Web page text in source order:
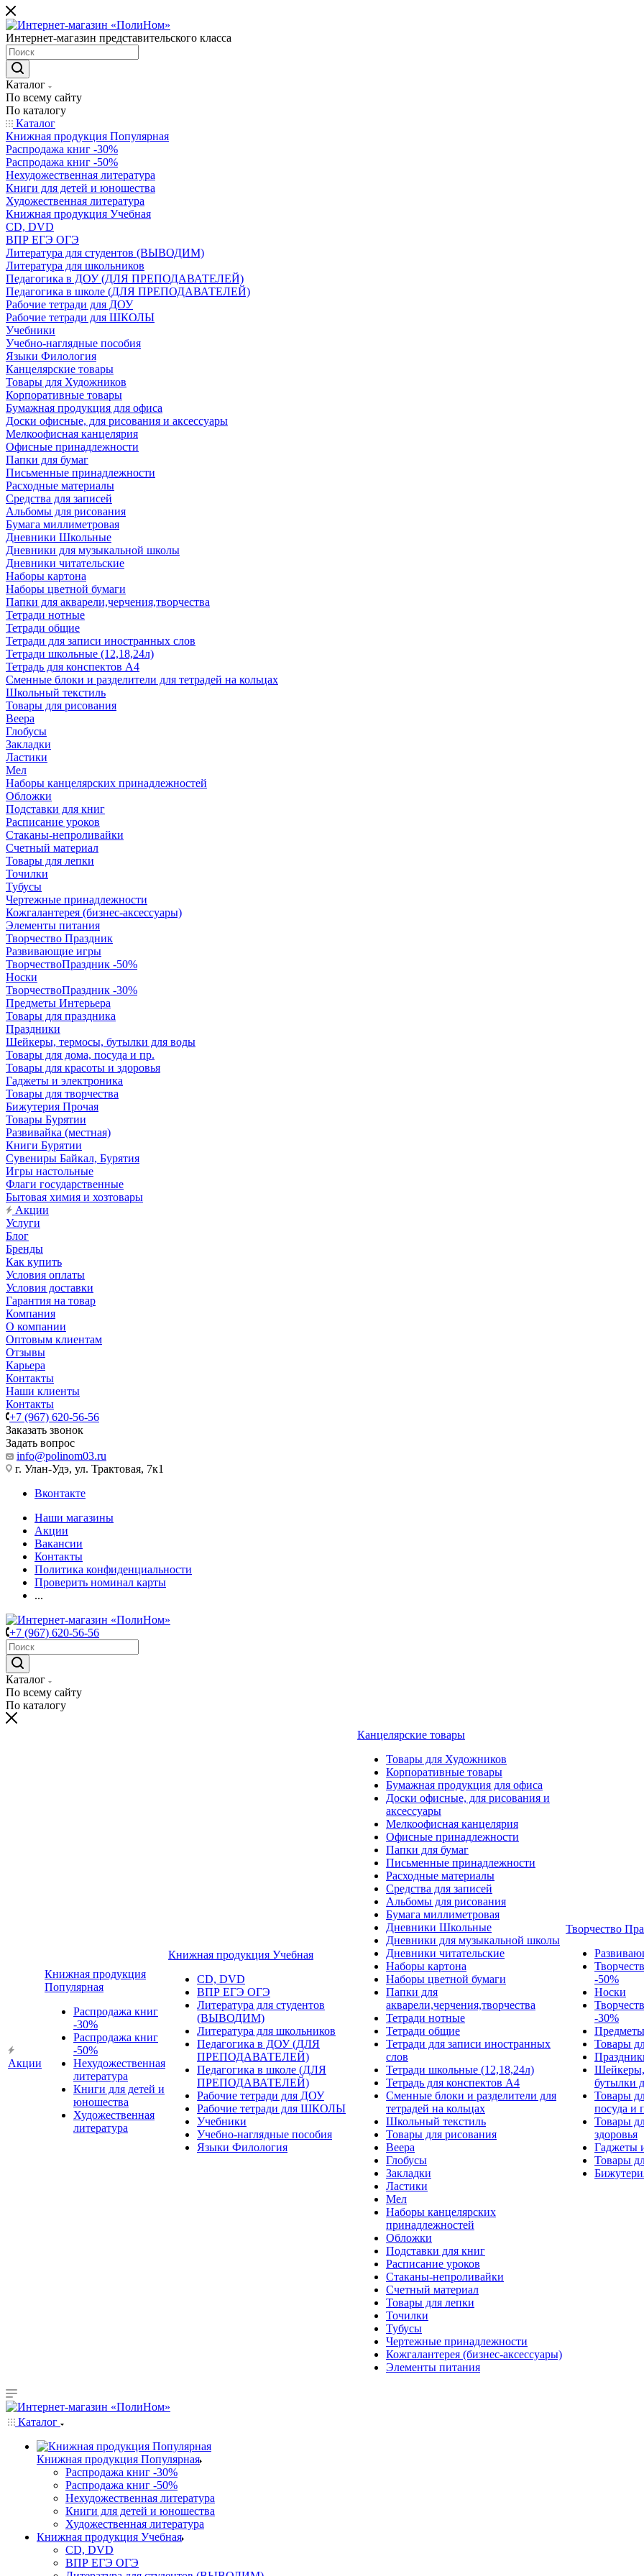
Интернет-магазин представительского класса
Каталог
По всему сайту
По каталогу
Каталог
Книжная продукция Популярная
Распродажа книг -30%
Распродажа книг -50%
Нехудожественная литература
Книги для детей и юношества
Художественная литература
Книжная продукция Учебная
CD, DVD
ВПР ЕГЭ ОГЭ
Литература для студентов (ВЫВОДИМ)
Литература для школьников
Педагогика в ДОУ (ДЛЯ ПРЕПОДАВАТЕЛЕЙ)
Педагогика в школе (ДЛЯ ПРЕПОДАВАТЕЛЕЙ)
Рабочие тетради для ДОУ
Рабочие тетради для ШКОЛЫ
Учебники
Учебно-наглядные пособия
Языки Филология
Канцелярские товары
Товары для Художников
Корпоративные товары
Бумажная продукция для офиса
Доски офисные, для рисования и аксессуары
Мелкоофисная канцелярия
Офисные принадлежности
Папки для бумаг
Письменные принадлежности
Расходные материалы
Средства для записей
Альбомы для рисования
Бумага миллиметровая
Дневники Школьные
Дневники для музыкальной школы
Дневники читательские
Наборы картона
Наборы цветной бумаги
Папки для акварели,черчения,творчества
Тетради нотные
Тетради общие
Тетради для записи иностранных слов
Тетради школьные (12,18,24л)
Тетрадь для конспектов А4
Сменные блоки и разделители для тетрадей на кольцах
Школьный текстиль
Товары для рисования
Веера
Глобусы
Закладки
Ластики
Мел
Наборы канцелярских принадлежностей
Обложки
Подставки для книг
Расписание уроков
Стаканы-непроливайки
Счетный материал
Товары для лепки
Точилки
Тубусы
Чертежные принадлежности
Кожгалантерея (бизнес-аксессуары)
Элементы питания
Творчество Праздник
Развивающие игры
ТворчествоПраздник -50%
Носки
ТворчествоПраздник -30%
Предметы Интерьера
Товары для праздника
Праздники
Шейкеры, термосы, бутылки для воды
Товары для дома, посуда и пр.
Товары для красоты и здоровья
Гаджеты и электроника
Товары для творчества
Бижутерия Прочая
Товары Бурятии
Развивайка (местная)
Книги Бурятии
Сувениры Байкал, Бурятия
Игры настольные
Флаги государственные
Бытовая химия и хозтовары
Акции
Услуги
Блог
Бренды
Как купить
Условия оплаты
Условия доставки
Гарантия на товар
Компания
О компании
Оптовым клиентам
Отзывы
Карьера
Контакты
Наши клиенты
Контакты
+7 (967) 620-56-56
Заказать звонок
Задать вопрос
info@polinom03.ru
г. Улан-Удэ, ул. Трактовая, 7к1
Вконтакте
Наши магазины
Акции
Вакансии
Контакты
Политика конфиденциальности
Проверить номинал карты
...
+7 (967) 620-56-56
Каталог
По всему сайту
По каталогу
Акции
Книжная продукция
Популярная
Распродажа книг
-30%
Распродажа книг
-50%
Нехудожественная
литература
Книги для детей и
юношества
Художественная
литература
Книжная продукция Учебная
CD, DVD
ВПР ЕГЭ ОГЭ
Литература для студентов
(ВЫВОДИМ)
Литература для школьников
Педагогика в ДОУ (ДЛЯ
ПРЕПОДАВАТЕЛЕЙ)
Педагогика в школе (ДЛЯ
ПРЕПОДАВАТЕЛЕЙ)
Рабочие тетради для ДОУ
Рабочие тетради для ШКОЛЫ
Учебники
Учебно-наглядные пособия
Языки Филология
Канцелярские товары
Товары для Художников
Корпоративные товары
Бумажная продукция для офиса
Доски офисные, для рисования и
аксессуары
Мелкоофисная канцелярия
Офисные принадлежности
Папки для бумаг
Письменные принадлежности
Расходные материалы
Средства для записей
Альбомы для рисования
Бумага миллиметровая
Дневники Школьные
Дневники для музыкальной школы
Дневники читательские
Наборы картона
Наборы цветной бумаги
Папки для
акварели,черчения,творчества
Тетради нотные
Тетради общие
Тетради для записи иностранных
слов
Тетради школьные (12,18,24л)
Тетрадь для конспектов А4
Сменные блоки и разделители для
тетрадей на кольцах
Школьный текстиль
Товары для рисования
Веера
Глобусы
Закладки
Ластики
Мел
Наборы канцелярских
принадлежностей
Обложки
Подставки для книг
Расписание уроков
Стаканы-непроливайки
Счетный материал
Товары для лепки
Точилки
Тубусы
Чертежные принадлежности
Кожгалантерея (бизнес-аксессуары)
Элементы питания
Творчество
-50%
Носки
-30%
Товары
бутылки
Товары
посуда и
Товары
здоровья
Гаджеты
Товары
Каталог
Книжная продукция Популярная
Распродажа книг -30%
Распродажа книг -50%
Нехудожественная литература
Книги для детей и юношества
Художественная литература
Книжная продукция Учебная
CD, DVD
ВПР ЕГЭ ОГЭ